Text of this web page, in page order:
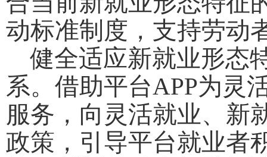
动标准制度，支持劳动
健全适应新就业形态
系。借助平台APP为灵
服务，向灵活就业、新
政策，引导平台就业者